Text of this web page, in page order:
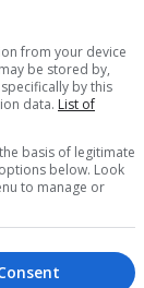
from your device
be stored by,
by this
data. List of
basis of legitimate
below. Look
to manage or